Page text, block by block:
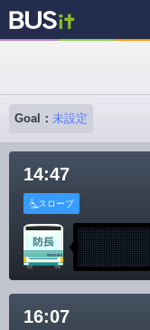
Goal： 未設定
14:47
スロープ
16:07